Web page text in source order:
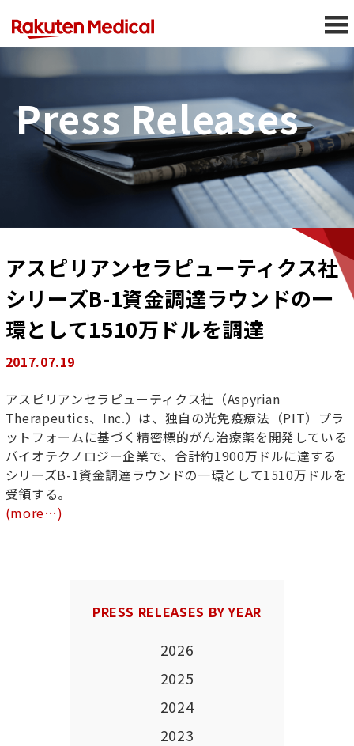
Press Releases
アスピリアンセラピューティクス社
シリーズB-1資金調達ラウンドの一
環として1510万ドルを調達
2017.07.19
アスピリアンセラピューティクス社（Aspyrian
Therapeutics、Inc.）は、独自の光免疫療法（PIT）プラ
ットフォームに基づく精密標的がん治療薬を開発している
バイオテクノロジー企業で、合計約1900万ドルに達する
シリーズB-1資金調達ラウンドの一環として1510万ドルを
受領する。
(more…)
PRESS RELEASES BY YEAR
2026
2025
2024
2023